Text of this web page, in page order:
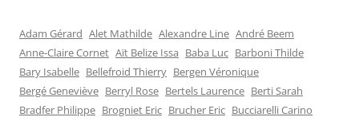
Adam Gérard Alet Mathilde Alexandre Line André Beem
Anne-Claire Cornet Aït Belize Issa Baba Luc Barboni Thilde
Bary Isabelle Bellefroid Thierry Bergen Véronique
Bergé Geneviève Berryl Rose Bertels Laurence Berti Sarah
Bradfer Philippe Brogniet Eric Brucher Eric Bucciarelli Carino